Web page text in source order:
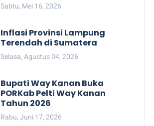
Sabtu, Mei 16, 2026
Inflasi Provinsi Lampung
Terendah di Sumatera
Selasa, Agustus 04, 2026
Bupati Way Kanan Buka
PORKab Pelti Way Kanan
Tahun 2026
Rabu, Juni 17, 2026